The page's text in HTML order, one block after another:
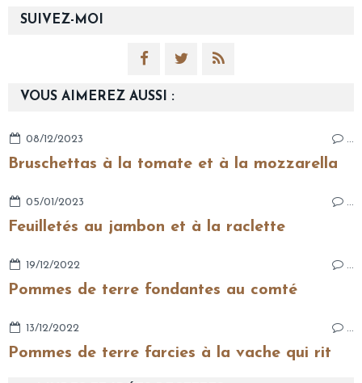
SUIVEZ-MOI
VOUS AIMEREZ AUSSI :
08/12/2023 …
Bruschettas à la tomate et à la mozzarella
05/01/2023 …
Feuilletés au jambon et à la raclette
19/12/2022 …
Pommes de terre fondantes au comté
13/12/2022
Pommes de terre farcies à la vache qui rit